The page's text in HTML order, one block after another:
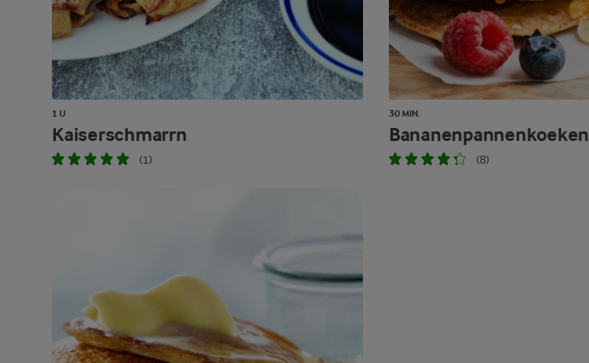
1 U
Kaiserschmarrn
(1)
30 MIN.
Bananenpannenkoeken
(8)